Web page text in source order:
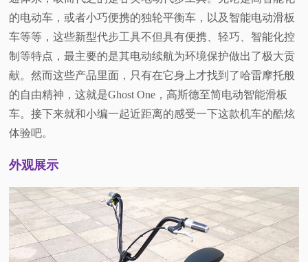
的电动车，或者小巧便携的独轮平衡车，以及智能电动滑板
车等等，这些新型代步工具不但具有便携、轻巧、智能化控
制等特点，最主要的是其电动续航为环境保护做出了极大贡
献。然而这些产品里面，只有在它身上才找到了哈雷摩托般
的自由精神，这就是Ghost One，高斯德至简电动智能滑板
车。接下来就和小编一起近距离的感受一下这款机车的酷炫
体验吧。
外观展示